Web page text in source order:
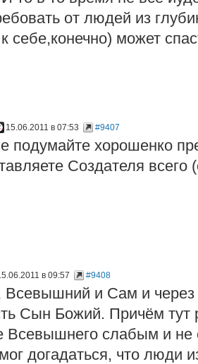
от людей из
себе,конечно) может
15.06.2011 в 07:53 #9407
подумайте хорошенко
Создателя всего
в 09:57 #9408
и Сам и через
Сын Божий. Причём
Всевышнего слабым и не
догадаться, что люди